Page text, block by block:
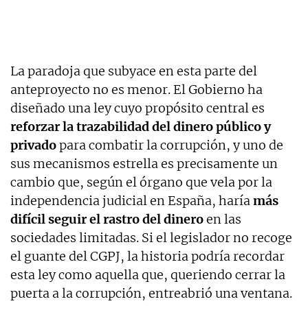
La paradoja que subyace en esta parte del
anteproyecto no es menor. El Gobierno ha
diseñado una ley cuyo propósito central es
reforzar la trazabilidad del dinero público y
privadopara combatir la corrupción, y uno de
sus mecanismos estrella es precisamente un
cambio que, según el órgano que vela por la
independencia judicial en España, haríamás
difícil seguir el rastro del dineroen las
sociedades limitadas. Si el legislador no recoge
el guante del CGPJ, la historia podría recordar
esta ley como aquella que, queriendo cerrar la
puerta a la corrupción, entreabrió una ventana.